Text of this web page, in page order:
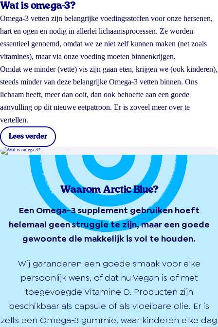
Wat is omega-3?
Omega-3 vetten zijn belangrijke voedingsstoffen voor onze hersenen,
hart en ogen en nodig in allerlei lichaamsprocessen. Ze worden
essentieel genoemd, omdat we ze niet zelf kunnen maken (net zoals
vitamines), maar via onze voeding moeten binnenkrijgen.
Omdat we minder (vette) vis zijn gaan eten, krijgen we (ook kinderen),
steeds minder van deze belangrijke Omega-3 vetten binnen. Ons
lichaam heeft, meer dan ooit, dan ook behoefte aan een goede
aanvulling op dit nieuwe eetpatroon. Er is zoveel meer over te
vertellen.
Lees verder
Waarom Arctic Blue?
Een Omega-3 supplement gebruiken hoeft
helemaal geen struggle te zijn, maar een goede
gewoonte die makkelijk is vol te houden.
Wij garanderen een goede smaak voor elke
persoonlijk wens, of dat nu Vegan is of met
toegevoegde Vitamine D. Producten zijn
beschikbaar als capsule of als vloeibare olie. Er is
zelfs een Omega-3 gummie, waar kinderen elke dag